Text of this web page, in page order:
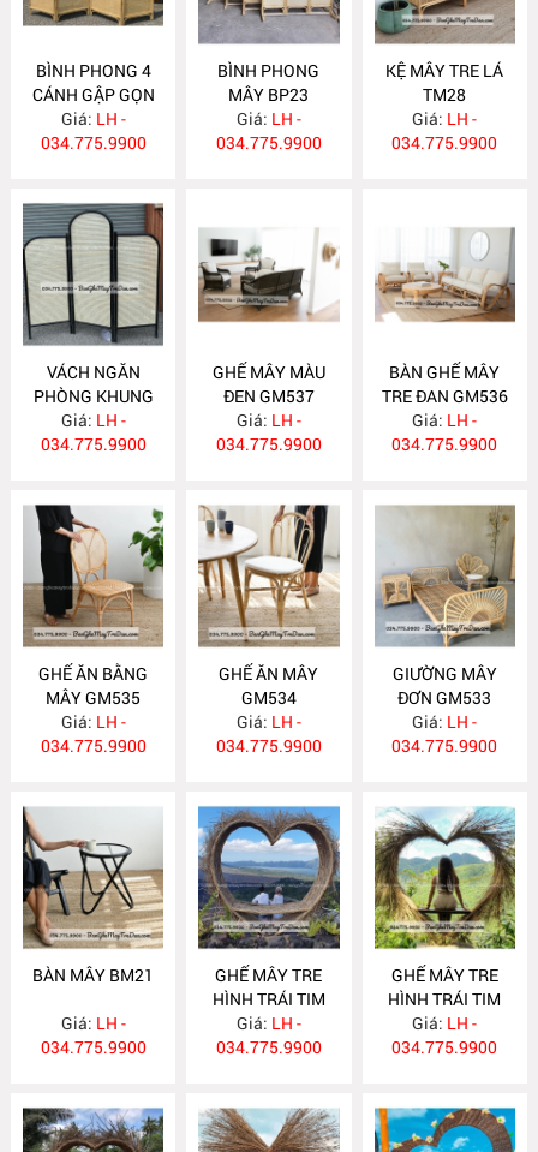
BÌNH PHONG 4
CÁNH GẬP GỌN
BP24
Giá: LH -
034.775.9900
BÌNH PHONG
MÂY BP23
Giá: LH -
034.775.9900
KỆ MÂY TRE LÁ
TM28
Giá: LH -
034.775.9900
VÁCH NGĂN
PHÒNG KHUNG
SƠN ĐEN BP22
Giá: LH -
034.775.9900
GHẾ MÂY MÀU
ĐEN GM537
Giá: LH -
034.775.9900
BÀN GHẾ MÂY
TRE ĐAN GM536
Giá: LH -
034.775.9900
GHẾ ĂN BẰNG
MÂY GM535
Giá: LH -
034.775.9900
GHẾ ĂN MÂY
GM534
Giá: LH -
034.775.9900
GIƯỜNG MÂY
ĐƠN GM533
Giá: LH -
034.775.9900
BÀN MÂY BM21
Giá: LH -
034.775.9900
GHẾ MÂY TRE
HÌNH TRÁI TIM
GM532
Giá: LH -
034.775.9900
GHẾ MÂY TRE
HÌNH TRÁI TIM
GM531
Giá: LH -
034.775.9900